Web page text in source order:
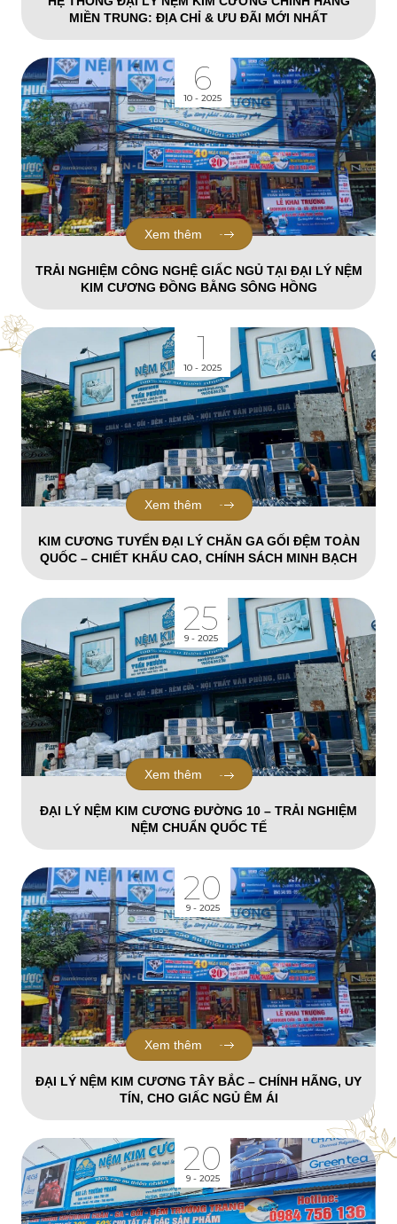
MIỀN TRUNG: ĐỊA CHỈ & ƯU ĐÃI MỚI NHẤT
6
10 - 2025
TRẢI NGHIỆM CÔNG NGHỆ GIẤC NGỦ TẠI ĐẠI LÝ NỆM
KIM CƯƠNG ĐỒNG BẰNG SÔNG HỒNG
Xem thêm
1
10 - 2025
KIM CƯƠNG TUYỂN ĐẠI LÝ CHĂN GA GỐI ĐỆM TOÀN
QUỐC – CHIẾT KHẤU CAO, CHÍNH SÁCH MINH BẠCH
Xem thêm
25
9 - 2025
ĐẠI LÝ NỆM KIM CƯƠNG ĐƯỜNG 10 – TRẢI NGHIỆM
NỆM CHUẨN QUỐC TẾ
Xem thêm
20
9 - 2025
ĐẠI LÝ NỆM KIM CƯƠNG TÂY BẮC – CHÍNH HÃNG, UY
TÍN, CHO GIẤC NGỦ ÊM ÁI
Xem thêm
20
9 - 2025